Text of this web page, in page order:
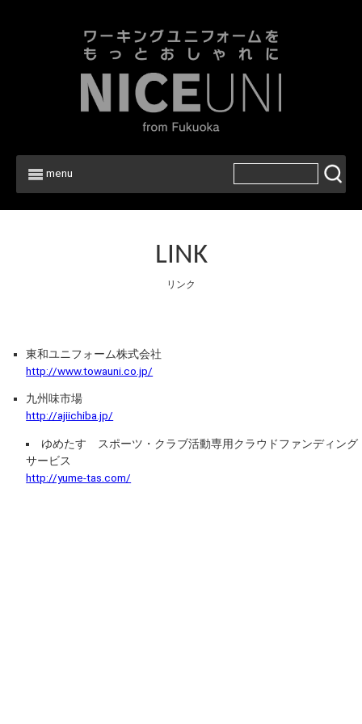
menu
LINK
リンク
東和ユニフォーム株式会社
http://www.towauni.co.jp/
九州味市場
http://ajiichiba.jp/
ゆめたす スポーツ・クラブ活動専用クラウドファンディング
サービス
http://yume-tas.com/